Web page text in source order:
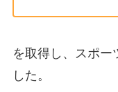
を取得し、スポー
した。